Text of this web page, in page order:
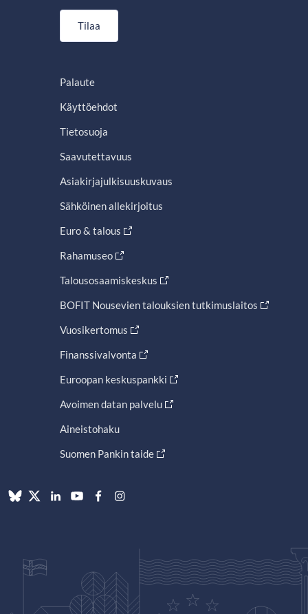
Tilaa
Palaute
Käyttöehdot
Tietosuoja
Saavutettavuus
Asiakirjajulkisuuskuvaus
Sähköinen allekirjoitus
Euro & talous
Rahamuseo
Talousosaamiskeskus
BOFIT Nousevien talouksien tutkimuslaitos
Vuosikertomus
Finanssivalvonta
Euroopan keskuspankki
Avoimen datan palvelu
Aineistohaku
Suomen Pankin taide